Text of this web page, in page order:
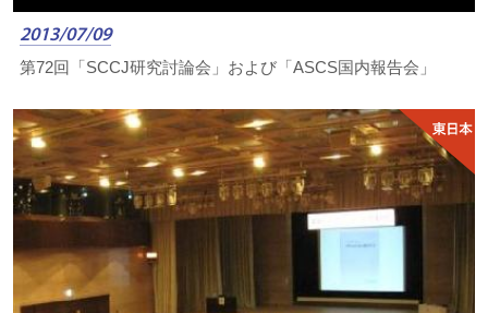
2013/07/09
第72回「SCCJ研究討論会」および「ASCS国内報告会」